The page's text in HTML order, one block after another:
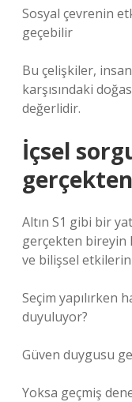
Sosyal çevrenin
geçebilir
Bu çelişkiler,
karşısındaki
değerlidir.
İçsel
Altın S1 gibi bir
gerçekten bireyin
ve bilişsel
Seçim yapılırken
duyuluyor?
Güven duygusu
Yoksa geçmiş